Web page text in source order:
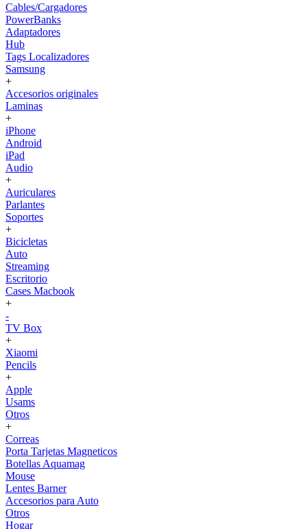
Cables/Cargadores
PowerBanks
Adaptadores
Hub
Tags Localizadores
Samsung
+
Accesorios originales
Laminas
+
iPhone
Android
iPad
Audio
+
Auriculares
Parlantes
Soportes
+
Bicicletas
Auto
Streaming
Escritorio
Cases Macbook
+
-
TV Box
+
Xiaomi
Pencils
+
Apple
Usams
Otros
+
Correas
Porta Tarjetas Magneticos
Botellas Aquamag
Mouse
Lentes Barner
Accesorios para Auto
Otros
Hogar